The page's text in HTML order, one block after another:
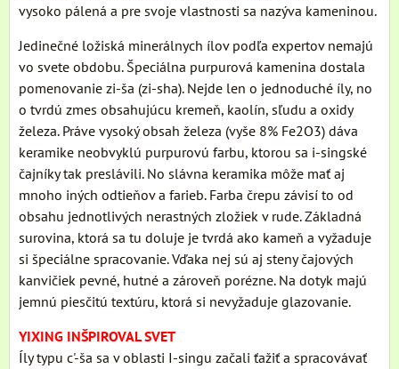
vysoko pálená a pre svoje vlastnosti sa nazýva kameninou.
Jedinečné ložiská minerálnych ílov podľa expertov nemajú
vo svete obdobu. Špeciálna purpurová kamenina dostala
pomenovanie zi-ša (zi-sha). Nejde len o jednoduché íly, no
o tvrdú zmes obsahujúcu kremeň, kaolín, sľudu a oxidy
železa. Práve vysoký obsah železa (vyše 8% Fe2O3) dáva
keramike neobvyklú purpurovú farbu, ktorou sa i-singské
čajníky tak preslávili. No slávna keramika môže mať aj
mnoho iných odtieňov a farieb. Farba črepu závisí to od
obsahu jednotlivých nerastných zložiek v rude. Základná
surovina, ktorá sa tu doluje je tvrdá ako kameň a vyžaduje
si špeciálne spracovanie. Vďaka nej sú aj steny čajových
kanvičiek pevné, hutné a zároveň porézne. Na dotyk majú
jemnú piesčitú textúru, ktorá si nevyžaduje glazovanie.
YIXING INŠPIROVAL SVET
Íly typu c'-ša sa v oblasti I-singu začali ťažiť a spracovávať